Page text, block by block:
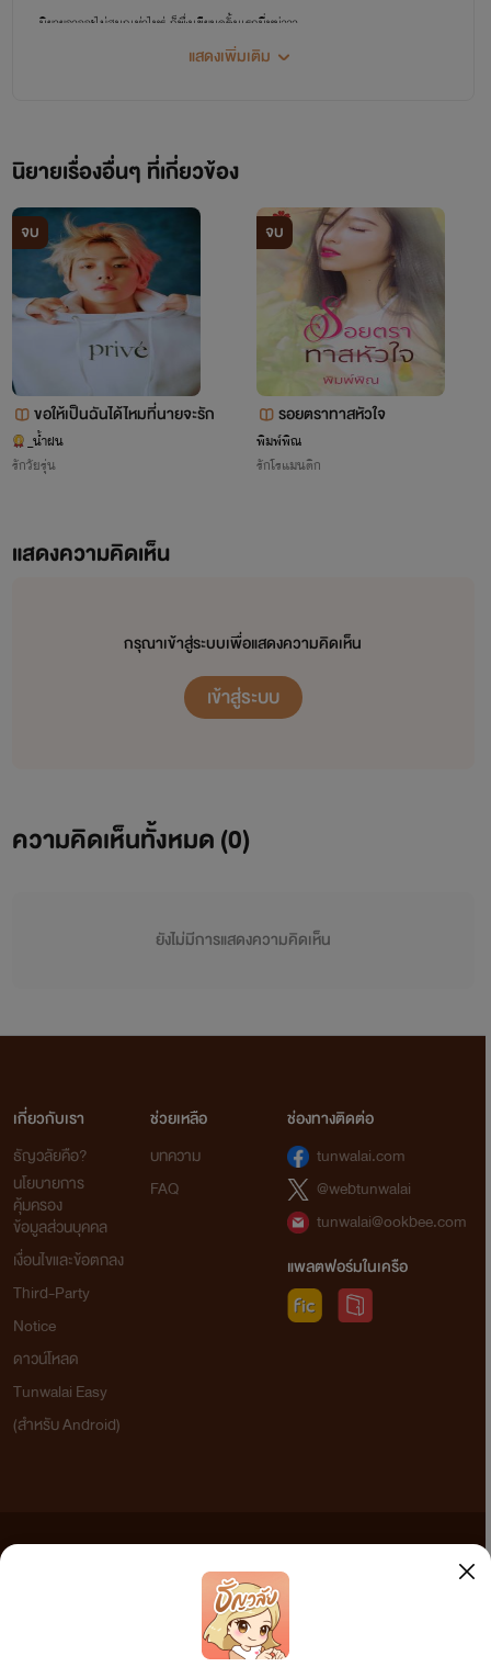
ตอนเหมือนนี้มีคนเอาค้อนมาทุบที่หัว มึนๆตึงๆ)
โยชิ : ประมาณ 2 เดือนแล้ว
ซากิ : 2 เดือน! นานดีเนาะ ถ้าไม่ถามก็คงไม่คิดที่จะบอกเลยใช่
ไหม (ตอนนี้เริ่มรู้สึกทนไม่ไหว คำพูดมากมายอยู่ในหัวเต็มไป
หมด ความรู้สึกคิดว่าตัวเองโง่มาตลอด ทั้งที่ไม่เคยนอกใจ คบกัน
มาตั้ง1ปีกว่า ทำไมถึงทำกันได้ลง) TT
ซากิ : ชื่ออะไรเหรอ?
โยชิ : ฮานะ
ซากิ : แล้วฮานะล่ะ
โยชิ : ก็รักทั้ง2คนนั้นแหละ
โยชิ : ขอโทษ
โยชิ : ก็ถ้าซากิรับได้ ก็คบทั้ง2คนไง
ชิ!
โยชิ : ก็ถึงบอกยังไงล่ะ ถ้าซากิรับได้ ก็คบต่อ แต่ถ้ารับไม่ได้
ก็............
ซากิ : เหอะๆ ก็อะไรเหรอ? บอกมาสิโยชิ อย่าให้ซากิคิดเอง (ตอน
นี้มือมันชาจนรู้สึกพิมพ์ไม่ไหวแล้ว มันเจ็บที่หัวใจ ไม่เคยเจ็บ
แบบนี้มาก่อนเลย ทำไมเราต้องมาเจอเรื่องแบบนี้ด้วย TT)
โยชิ : ซากิ เรากลับไปเป็นเพื่อนกันดีกว่านะ
ซากิ : ..........(มันชาไปกว่าเดิมอีกตอนนี้ น้ำตาไหลออกมา
มากมาย ยากเกินที่จะอธิบาย พูดอะไรไม่ถูก ฮืออออออๆ)
นิยายอาจจะไม่สนุกเท่าไหร่ ก็พึ่งเขียนครั้งแรกนี่หน่าาา
ยังไงก็ขอฝากตัวอีกสักครั้งนะ จุ๊บบบบ ...
แสดงเพิ่มเติม
นิยายเรื่องอื่นๆ ที่เกี่ยวข้อง
จบ
ขอให้เป็นฉันได้ไหมที่นายจะรัก
_น้ำฝน
รักวัยรุ่น
จบ
รอยตราทาสหัวใจ
พิมพ์พิณ
รักโรแมนติก
แสดงความคิดเห็น
กรุณาเข้าสู่ระบบเพื่อแสดงความคิดเห็น
เข้าสู่ระบบ
ความคิดเห็นทั้งหมด (0)
ยังไม่มีการแสดงความคิดเห็น
เกี่ยวกับเรา
ธัญวลัยคือ?
นโยบายการ
คุ้มครอง
ข้อมูลส่วนบุคคล
เงื่อนไขและข้อตกลง
Third-Party
Notice
ดาวน์โหลด
Tunwalai Easy
(สำหรับ Android)
ช่วยเหลือ
บทความ
FAQ
ช่องทางติดต่อ
tunwalai.com
@webtunwalai
tunwalai@ookbee.com
แพลตฟอร์มในเครือ
เว็บไซต์แห่งนี้ไม่ได้เห็นด้วยและไม่ขอรับผิดชอบต่อข้อความใดๆ ทั้งสิ้น ดังนั้นผู้อ่านทุกท่านโปรดใช้
วิจารณญาณในการกลั่นกรองด้วยตนเอง และหากท่านพบข้อความใดๆ ที่ขัดต่อกฎหมายและศีลธรรม
กรุณาแจ้งมาที่ tunwalai@ookbee.com เพื่อทีมงานจะได้ดำเนินการในทันที ทั้งนี้ ทางเว็บไซต์ขอสงวน
ลิขสิทธิ์ตามพระราชบัญญัติลิขสิทธิ์ (ฉบับเพิ่มเติม) พ.ศ.2558